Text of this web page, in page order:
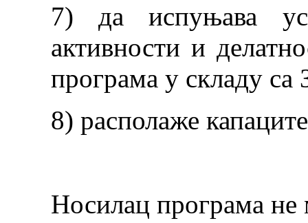
7) да испуњава
активности и
програма у складу са
8) располаже
Носилац програма не